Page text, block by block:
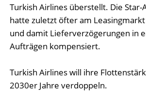
Turkish Airlines überstellt. Die Star-
hatte zuletzt öfter am Leasingmarkt
und damit Lieferverzögerungen in
Aufträgen kompensiert.
Turkish Airlines will ihre
2030er Jahre verdoppeln.